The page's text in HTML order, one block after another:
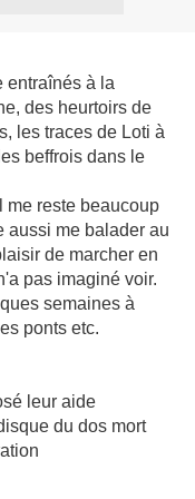
entraînés à la
des heurtoirs de
les traces de Loti à
beffrois dans le
me reste beaucoup
aussi me balader au
de marcher en
pas imaginé voir.
semaines à
ponts etc.
leur aide
du dos mort